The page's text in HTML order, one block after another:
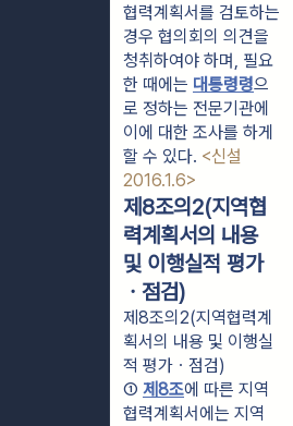
협력계획서를 검토하는
경우 협의회의 의견을
청취하여야 하며, 필요
한 때에는 대통령령으
로 정하는 전문기관에
이에 대한 조사를 하게
할 수 있다. <신설
2016.1.6>
제8조의2(지역협
력계획서의 내용
및 이행실적 평가
ㆍ점검)
제8조의2(지역협력계
획서의 내용 및 이행실
적 평가ㆍ점검)
① 제8조에 따른 지역
협력계획서에는 지역